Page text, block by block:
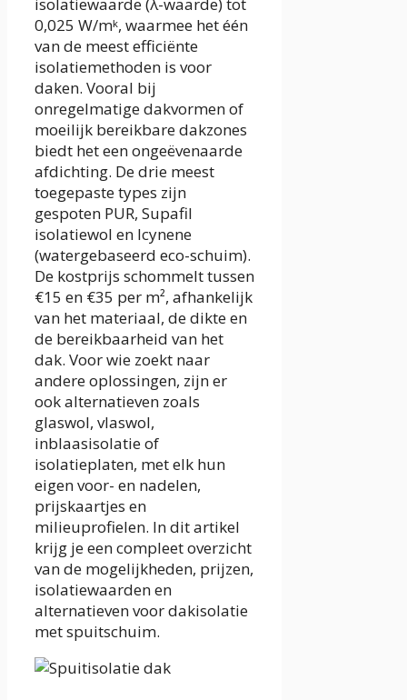
isolatiewaarde (λ-waarde) tot
0,025 W/mᵏ, waarmee het één
van de meest efficiënte
isolatiemethoden is voor
daken. Vooral bij
onregelmatige dakvormen of
moeilijk bereikbare dakzones
biedt het een ongeëvenaarde
afdichting. De drie meest
toegepaste types zijn
gespoten PUR, Supafil
isolatiewol en Icynene
(watergebaseerd eco-schuim).
De kostprijs schommelt tussen
€15 en €35 per m², afhankelijk
van het materiaal, de dikte en
de bereikbaarheid van het
dak. Voor wie zoekt naar
andere oplossingen, zijn er
ook alternatieven zoals
glaswol, vlaswol,
inblaasisolatie of
isolatieplaten, met elk hun
eigen voor- en nadelen,
prijskaartjes en
milieuprofielen. In dit artikel
krijg je een compleet overzicht
van de mogelijkheden, prijzen,
isolatiewaarden en
alternatieven voor dakisolatie
met spuitschuim.